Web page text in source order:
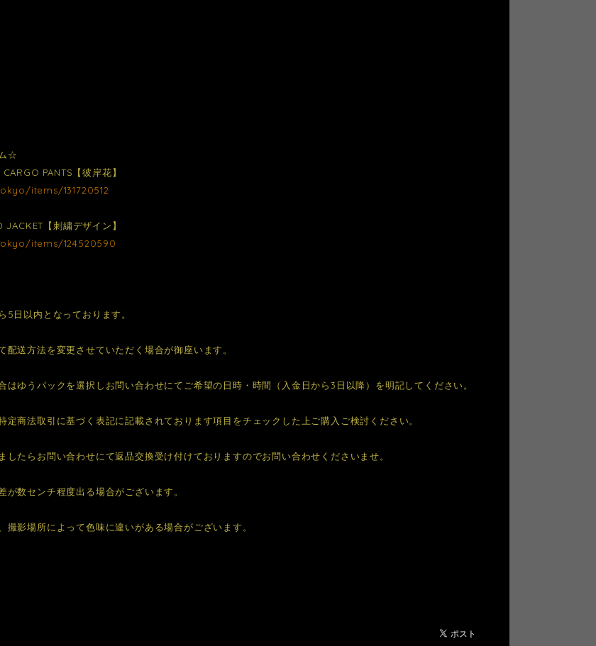
☆
PANTS【彼岸花】
items/131720512
JACKET【刺繍デザイン】
items/124520590
5日以内となっております。
配送方法を変更させていただく場合が御座います。
はゆうパックを選択しお問い合わせにてご希望の日時・時間（入金日から3日以降）を明記してください。
定商法取引に基づく表記に記載されております項目をチェックした上ご購入ご検討ください。
したらお問い合わせにて返品交換受け付けておりますのでお問い合わせくださいませ。
が数センチ程度出る場合がございます。
撮影場所によって色味に違いがある場合がございます。